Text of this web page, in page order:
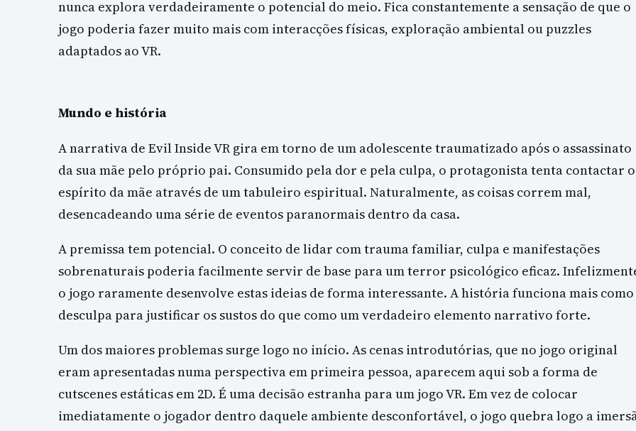
nunca explora verdadeiramente o potencial do meio. Fica constantemente a sensação de que o
jogo poderia fazer muito mais com interacções físicas, exploração ambiental ou puzzles
adaptados ao VR.
Mundo e história
A narrativa de Evil Inside VR gira em torno de um adolescente traumatizado após o assassinato
da sua mãe pelo próprio pai. Consumido pela dor e pela culpa, o protagonista tenta contactar o
espírito da mãe através de um tabuleiro espiritual. Naturalmente, as coisas correm mal,
desencadeando uma série de eventos paranormais dentro da casa.
A premissa tem potencial. O conceito de lidar com trauma familiar, culpa e manifestações
sobrenaturais poderia facilmente servir de base para um terror psicológico eficaz.
o jogo raramente desenvolve estas ideias de forma interessante. A história funciona mais como
desculpa para justificar os sustos do que como um verdadeiro elemento narrativo forte.
Um dos maiores problemas surge logo no início. As cenas introdutórias, que no jogo original
eram apresentadas numa perspectiva em primeira pessoa, aparecem aqui sob a forma de
cutscenes estáticas em 2D. É uma decisão estranha para um jogo VR. Em vez de colocar
imediatamente o jogador dentro daquele ambiente desconfortável, o jogo quebra logo a